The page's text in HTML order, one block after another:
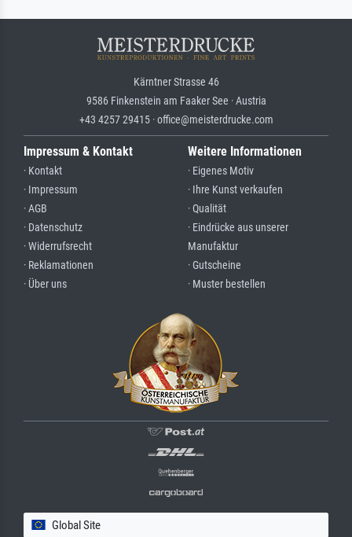
Kärntner Strasse 46
9586 Finkenstein am Faaker See · Austria
+43 4257 29415 · office@meisterdrucke.com
Impressum & Kontakt
· Kontakt
· Impressum
· AGB
· Datenschutz
· Widerrufsrecht
· Reklamationen
· Über uns
Weitere Informationen
· Eigenes Motiv
· Ihre Kunst verkaufen
· Qualität
· Eindrücke aus unserer
Manufaktur
· Gutscheine
· Muster bestellen
Global Site